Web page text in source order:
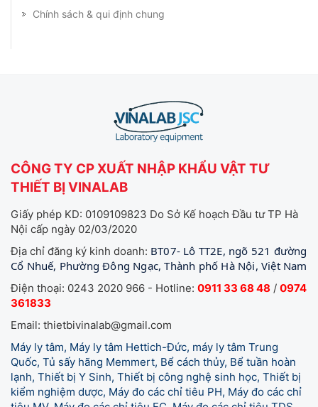
Chính sách & qui định chung
CÔNG TY CP XUẤT NHẬP KHẨU VẬT TƯ
THIẾT BỊ VINALAB
Giấy phép KD: 0109109823 Do Sở Kế hoạch Đầu tư TP Hà
Nội cấp ngày 02/03/2020
Địa chỉ đăng ký kinh doanh: BT07- Lô TT2E, ngõ 521 đường
Cổ Nhuế, Phường Đông Ngạc, Thành phố Hà Nội, Việt Nam
Điện thoại: 0243 2020 966 - Hotline: 0911 33 68 48 / 0974
361833
Email: thietbivinalab@gmail.com
Máy ly tâm, Máy ly tâm Hettich-Đức, máy ly tâm Trung
Quốc, Tủ sấy hãng Memmert, Bể cách thủy, Bể tuần hoàn
lạnh, Thiết bị Y Sinh, Thiết bị công nghệ sinh học, Thiết bị
kiểm nghiệm dược, Máy đo các chỉ tiêu PH, Máy đo các chỉ